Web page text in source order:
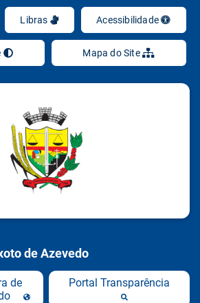
Libras Acessibilidade
Mapa do Site
de Azevedo
de
Portal Transparência